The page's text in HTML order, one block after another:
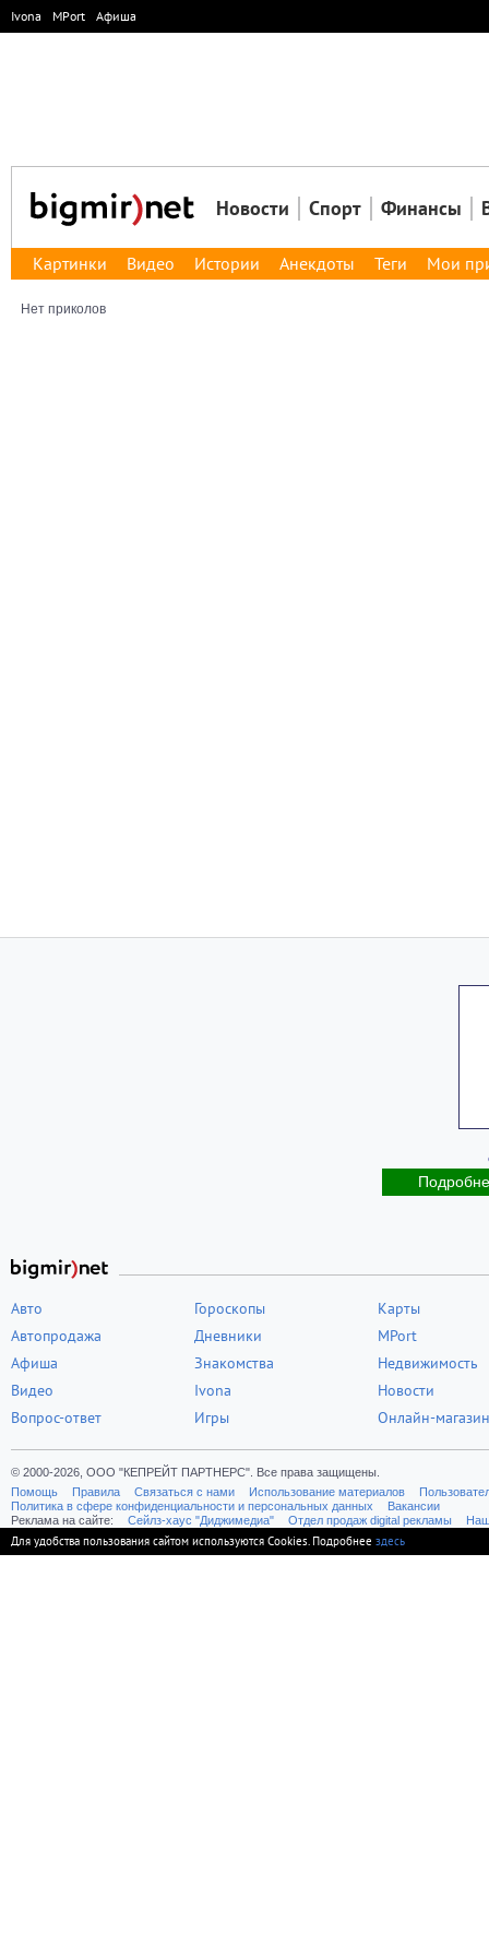
Ivona MPort Афиша
Новости Спорт Финансы
Картинки Видео Истории Анекдоты Теги Мои
Нет приколов
Авто
Автопродажа
Афиша
Видео
Вопрос-ответ
Гороскопы
Дневники
Знакомства
Ivona
Игры
Карты
MPort
Недвижимость
Новости
Онлайн-магазин
© 2000-2026, ООО "КЕПРЕЙТ ПАРТНЕРС". Все права защищены.
Помощь
Правила Связаться с нами Использование материалов
Политика в сфере конфиденциальности и персональных данных
Вакансии
Реклама на сайте:
Cейлз-хаус "Диджимедиа" Отдел продаж digital рекламы
Для удобства пользования сайтом используются Cookies. Подробнее здесь